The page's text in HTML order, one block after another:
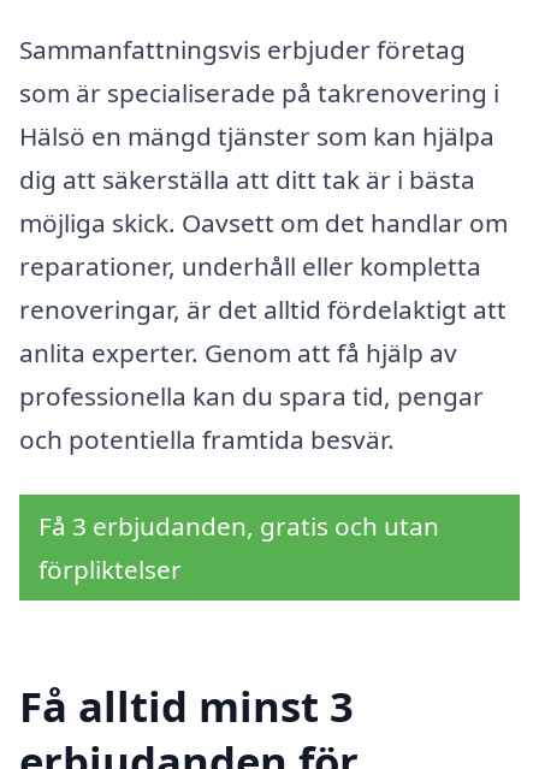
Sammanfattningsvis erbjuder företag
som är specialiserade på takrenovering i
Hälsö en mängd tjänster som kan hjälpa
dig att säkerställa att ditt tak är i bästa
möjliga skick. Oavsett om det handlar om
reparationer, underhåll eller kompletta
renoveringar, är det alltid fördelaktigt att
anlita experter. Genom att få hjälp av
professionella kan du spara tid, pengar
och potentiella framtida besvär.
Få 3 erbjudanden, gratis och utan
förpliktelser
Få alltid minst 3